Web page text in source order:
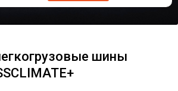
шины